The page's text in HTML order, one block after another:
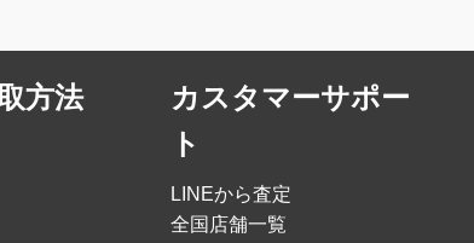
方法
カスタマーサポー
ト
LINEから査定
全国店舗一覧